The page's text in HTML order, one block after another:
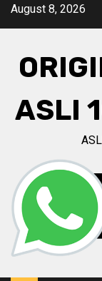
SkipAugust 8, 2026
ASLI